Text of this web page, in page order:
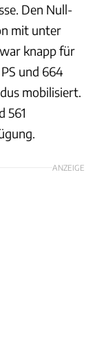
Den Null-
mit unter
knapp für
und 664
mobilisiert.
561
ANZEIGE